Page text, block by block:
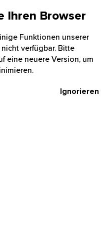
Ihren Browser
Funktionen unserer
verfügbar. Bitte
eine neuere Version, um
Ignorieren